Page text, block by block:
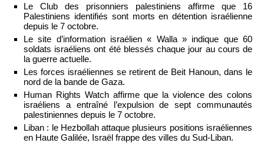
Le Club des prisonniers palestiniens affirme que 16
Palestiniens identifiés sont morts en détention israélienne
depuis le 7 octobre.
Le site d’information israélien « Walla » indique que 60
soldats israéliens ont été blessés chaque jour au cours de
la guerre actuelle.
Les forces israéliennes se retirent de Beit Hanoun, dans le
nord de la bande de Gaza.
Human Rights Watch affirme que la violence des colons
israéliens a entraîné l’expulsion de sept communautés
palestiniennes depuis le 7 octobre.
Liban : le Hezbollah attaque plusieurs positions israéliennes
en Haute Galilée, Israël frappe des villes du Sud-Liban.